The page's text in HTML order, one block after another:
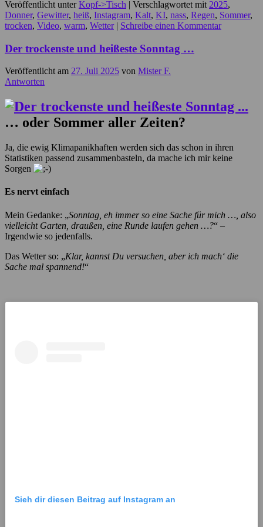
Veröffentlicht unter Kopf->Tisch | Verschlagwortet mit 2025,
Donner, Gewitter, heiß, Instagram, Kalt, KI, nass, Regen, Sommer,
trocken, Video, warm, Wetter | Schreibe einen Kommentar
Der trockenste und heißeste Sonntag …
Veröffentlicht am 27. Juli 2025 von Mister F.
Antworten
… oder Sommer aller Zeiten?
Ja, die ewig Klimapanikhaften werden sich das schon in ihren
Statistiken passend zusammenbasteln, da mache ich mir keine
Sorgen
Es nervt einfach
Mein Gedanke: „Sonntag, eh immer so eine Sache für mich …, also
vielleicht Garten, draußen, eine Runde laufen gehen …?“ –
Irgendwie so jedenfalls.
Das Wetter so: „Klar, kannst Du versuchen, aber ich mach‘ die
Sache mal spannend!“
Sieh dir diesen Beitrag auf Instagram an